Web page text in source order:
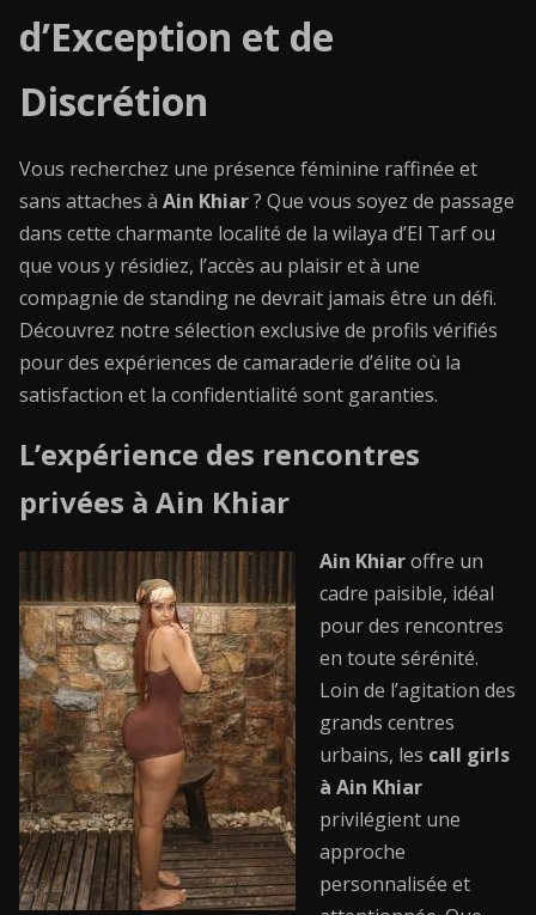
d’Exception et de
Discrétion
Vous recherchez une présence féminine raffinée et
sans attaches à Ain Khiar? Que vous soyez de passage
dans cette charmante localité de la wilaya d’El Tarf ou
que vous y résidiez, l’accès au plaisir et à une
compagnie de standing ne devrait jamais être un défi.
Découvrez notre sélection exclusive de profils vérifiés
pour des expériences de camaraderie d’élite où la
satisfaction et la confidentialité sont garanties.
L’expérience des rencontres
privées à Ain Khiar
Ain Khiaroffre un
cadre paisible, idéal
pour des rencontres
en toute sérénité.
Loin de l’agitation des
grands centres
urbains, les call girls
à Ain Khiar
privilégient une
approche
personnalisée et